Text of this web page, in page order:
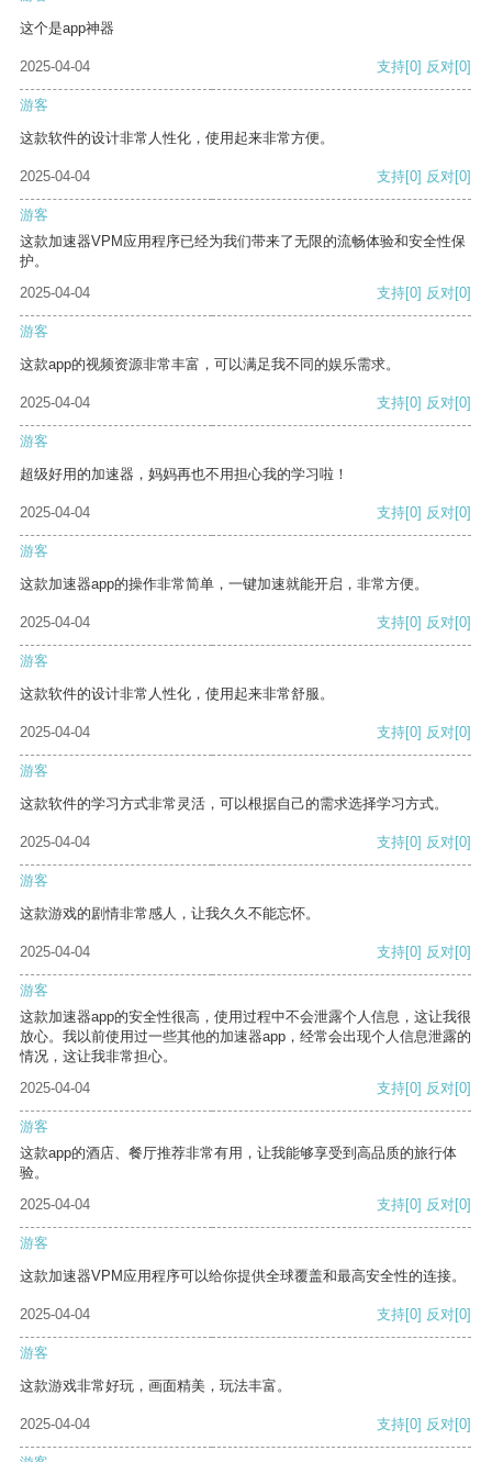
这个是app神器
2025-04-04 支持[0] 反对[0]
游客
这款软件的设计非常人性化，使用起来非常方便。
2025-04-04 支持[0] 反对[0]
游客
这款加速器VPM应用程序已经为我们带来了无限的流畅体验和安全性保
护。
2025-04-04
支持[0] 反对[0]
游客
这款app的视频资源非常丰富，可以满足我不同的娱乐需求。
2025-04-04 支持[0] 反对[0]
游客
超级好用的加速器，妈妈再也不用担心我的学习啦！
2025-04-04 支持[0] 反对[0]
游客
这款加速器app的操作非常简单，一键加速就能开启，非常方便。
2025-04-04 支持[0] 反对[0]
游客
这款软件的设计非常人性化，使用起来非常舒服。
2025-04-04 支持[0] 反对[0]
游客
这款软件的学习方式非常灵活，可以根据自己的需求选择学习方式。
2025-04-04 支持[0] 反对[0]
游客
这款游戏的剧情非常感人，让我久久不能忘怀。
2025-04-04 支持[0] 反对[0]
游客
这款加速器app的安全性很高，使用过程中不会泄露个人信息，这让我很
放心。我以前使用过一些其他的加速器app，经常会出现个人信息泄露的
情况，这让我非常担心。
2025-04-04
支持[0] 反对[0]
游客
这款app的酒店、餐厅推荐非常有用，让我能够享受到高品质的旅行体
验。
2025-04-04
支持[0] 反对[0]
游客
这款加速器VPM应用程序可以给你提供全球覆盖和最高安全性的连接。
2025-04-04 支持[0] 反对[0]
游客
这款游戏非常好玩，画面精美，玩法丰富。
2025-04-04 支持[0] 反对[0]